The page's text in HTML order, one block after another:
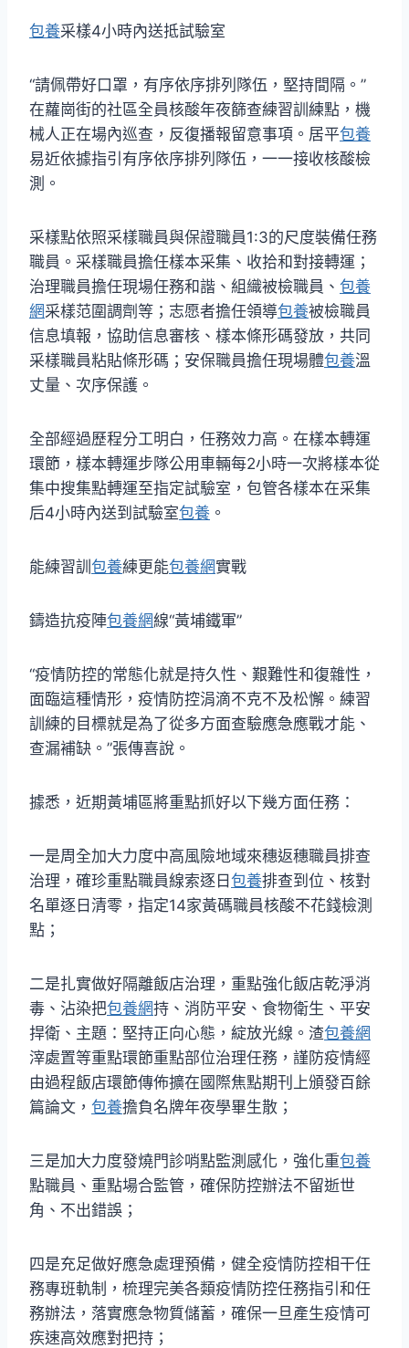
包養采樣4小時內送抵試驗室
“請佩帶好口罩，有序依序排列隊伍，堅持間隔。”
在蘿崗街的社區全員核酸年夜篩查練習訓練點，機
械人正在場內巡查，反復播報留意事項。居平包養
易近依據指引有序依序排列隊伍，一一接收核酸檢
測。
采樣點依照采樣職員與保證職員1:3的尺度裝備任務
職員。采樣職員擔任樣本采集、收拾和對接轉運；
治理職員擔任現場任務和諧、組織被檢職員、 包養
網采樣范圍調劑等；志愿者擔任領導包養被檢職員
信息填報，協助信息審核、樣本條形碼發放，共同
采樣職員粘貼條形碼；安保職員擔任現場體包養溫
丈量、次序保護。
全部經過歷程分工明白，任務效力高。在樣本轉運
環節，樣本轉運步隊公用車輛每2小時一次將樣本從
集中搜集點轉運至指定試驗室，包管各樣本在采集
后4小時內送到試驗室包養 。
能練習訓 包養練更能包養網實戰
鑄造抗疫陣包養網線“黃埔鐵軍”
“疫情防控的常態化就是持久性、艱難性和復雜性，
面臨這種情形，疫情防控涓滴不克不及松懈。練習
訓練的目標就是為了從多方面查驗應急應戰才能、
查漏補缺。”張傳喜說。
據悉，近期黃埔區將重點抓好以下幾方面任務：
一是周全加大力度中高風險地域來穗返穗職員排查
治理，確珍重點職員線索逐日包養排查到位、核對
名單逐日清零，指定14家黃碼職員核酸不花錢檢測
點；
二是扎實做好隔離飯店治理，重點強化飯店乾淨消
毒、沾染把包養網持、消防平安、食物衛生、平安
捍衛、主題：堅持正向心態，綻放光線。渣包養網
滓處置等重點環節重點部位治理任務，謹防疫情經
由過程飯店環節傳佈擴在國際焦點期刊上頒發百餘
篇論文， 包養擔負名牌年夜學畢生散；
三是加大力度發燒門診哨點監測感化，強化重包養
點職員、重點場合監管，確保防控辦法不留逝世
角、不出錯誤；
四是充足做好應急處理預備，健全疫情防控相干任
務專班軌制，梳理完美各類疫情防控任務指引和任
務辦法，落實應急物質儲蓄，確保一旦產生疫情可
疾速高效應對把持；